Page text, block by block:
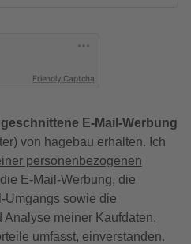
Friendly Captcha
E-Mail-Werbung
von hagebau erhalten. Ich
personenbezogenen
E-Mail-Werbung, die
Umgangs sowie die
Analyse meiner Kaufdaten,
umfasst, einverstanden.